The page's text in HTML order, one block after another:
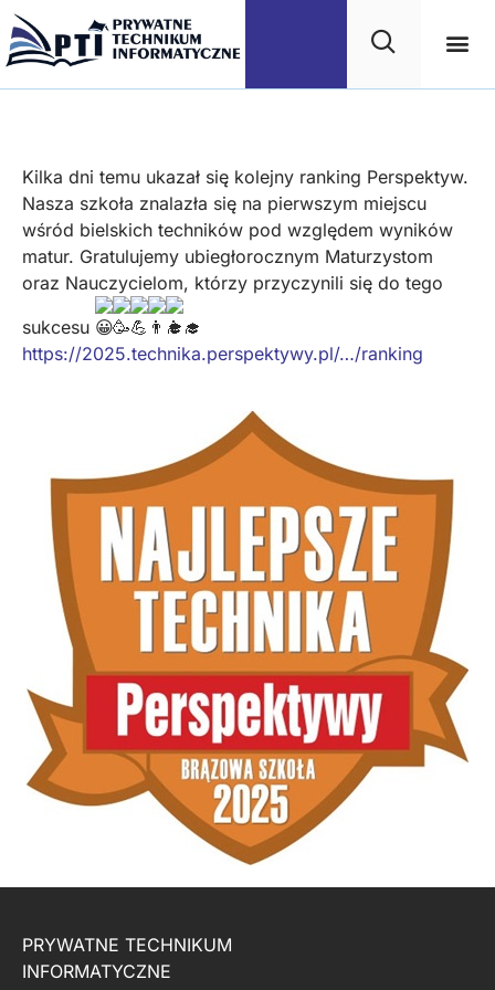
Kilka dni temu ukazał się kolejny ranking Perspektyw.
Nasza szkoła znalazła się na pierwszym miejscu
wśród bielskich techników pod względem wyników
matur. Gratulujemy ubiegłorocznym Maturzystom
oraz Nauczycielom, którzy przyczynili się do tego
sukcesu
https://2025.technika.perspektywy.pl/…/ranking
PRYWATNE TECHNIKUM
INFORMATYCZNE